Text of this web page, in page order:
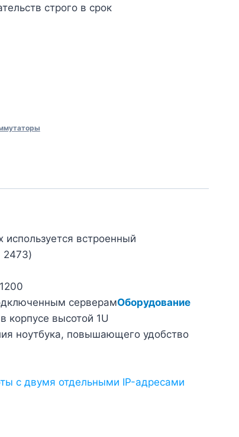
строго в срок
используется встроенный
2473)
серверамОборудование
корпусе высотой 1U
ноутбука, повышающего удобство
с двумя отдельными IP-адресами